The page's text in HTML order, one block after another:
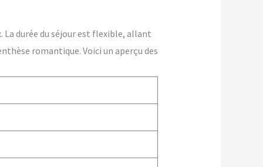
durée du séjour est flexible, allant
romantique. Voici un aperçu des